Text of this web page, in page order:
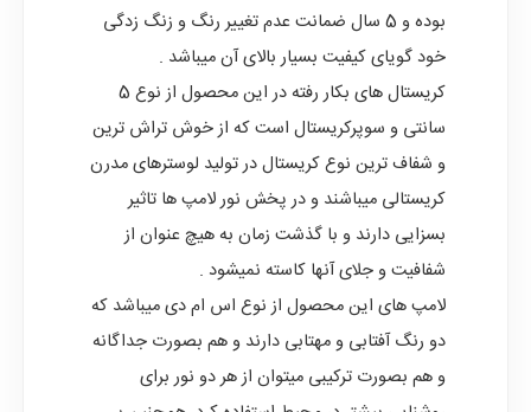
بوده و 5 سال ضمانت عدم تغییر رنگ و زنگ زدگی
خود گویای کیفیت بسیار بالای آن میباشد .
کریستال های بکار رفته در این محصول از نوع 5
سانتی و سوپرکریستال است که از خوش تراش ترین
و شفاف ترین نوع کریستال در تولید لوسترهای مدرن
کریستالی میباشند و در پخش نور لامپ ها تاثیر
بسزایی دارند و با گذشت زمان به هیچ عنوان از
شفافیت و جلای آنها کاسته نمیشود .
لامپ های این محصول از نوع اس ام دی میباشد که
دو رنگ آفتابی و مهتابی دارند و هم بصورت جداگانه
و هم بصورت ترکیبی میتوان از هر دو نور برای